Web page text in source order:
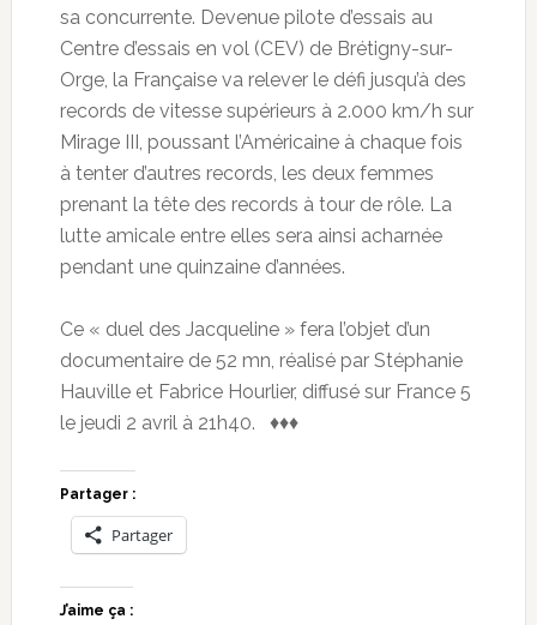
sa concurrente. Devenue pilote d’essais au
Centre d’essais en vol (CEV) de Brétigny-sur-
Orge, la Française va relever le défi jusqu’à des
records de vitesse supérieurs à 2.000 km/h sur
Mirage III, poussant l’Américaine à chaque fois
à tenter d’autres records, les deux femmes
prenant la tête des records à tour de rôle. La
lutte amicale entre elles sera ainsi acharnée
pendant une quinzaine d’années.
Ce « duel des Jacqueline » fera l’objet d’un
documentaire de 52 mn, réalisé par Stéphanie
Hauville et Fabrice Hourlier, diffusé sur France 5
le jeudi 2 avril à 21h40. ♦♦♦
Partager :
Partager
J’aime ça :